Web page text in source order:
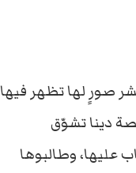
صورٍ لها تظهر فيها
دينا تشوّق
وطالبوها